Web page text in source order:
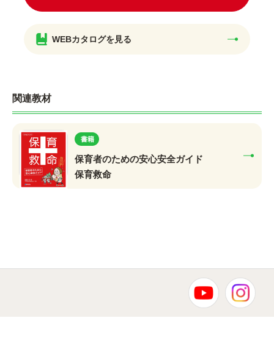
WEBカタログを見る
関連教材
書籍
保育者のための安心安全ガイド
保育救命